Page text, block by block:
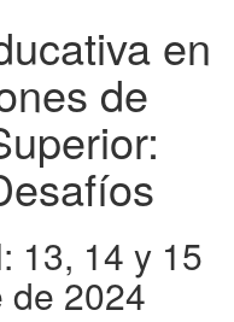
en
de
13, 14 y 15
de 2024